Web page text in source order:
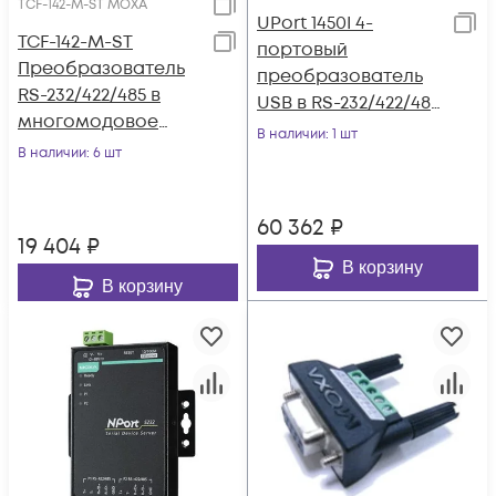
TCF-142-M-ST MOXA
TCF-142-M-ST
Преобразователь
RS-232/422/485 в
многомодовое
оптоволокно MOXA
В наличии: 6 шт
19 404 ₽
В корзину
UPort 1450I 4-
портовый
преобразователь
USB в RS-232/422/485
с изоляцией 2 КВ
В наличии: 1 шт
60 362 ₽
В корзину